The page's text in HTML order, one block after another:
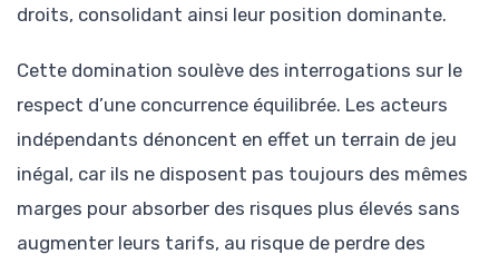
droits, consolidant ainsi leur position dominante.
Cette domination soulève des interrogations sur le
respect d’une concurrence équilibrée. Les acteurs
indépendants dénoncent en effet un terrain de jeu
inégal, car ils ne disposent pas toujours des mêmes
marges pour absorber des risques plus élevés sans
augmenter leurs tarifs, au risque de perdre des